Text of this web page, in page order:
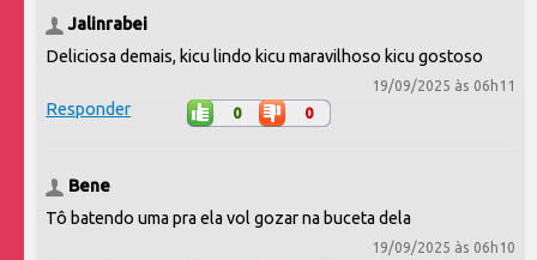
Jalinrabei
Deliciosa demais, kicu lindo kicu maravilhoso kicu gostoso
19/09/2025 às 06h11
Responder 0 0
Bene
Tô batendo uma pra ela vol gozar na buceta dela
19/09/2025 às 06h10